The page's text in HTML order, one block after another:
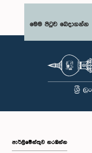
මෙම පිටුව බෙදාගන්න
පාර්ලි‌මේන්තුව නරඹන්න